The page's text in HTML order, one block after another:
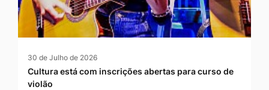
30 de Julho de 2026
Cultura está com inscrições abertas para curso de
violão